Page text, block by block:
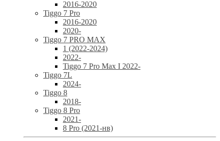
2016-2020
Tiggo 7 Pro
2016-2020
2020-
Tiggo 7 PRO MAX
1 (2022-2024)
2022-
Tiggo 7 Pro Max I 2022-
Tiggo 7L
2024-
Tiggo 8
2018-
Tiggo 8 Pro
2021-
8 Pro (2021-нв)